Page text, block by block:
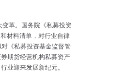
革。国务院《私募投资
材料清单，对行业自律
《私募投资基金监督管
期货经营机构私募资产
业迎来发展新纪元。